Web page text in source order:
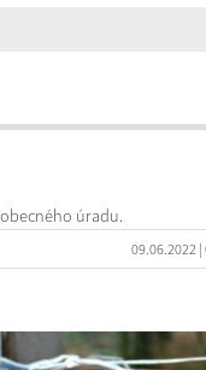
úradu.
09.06.2022|